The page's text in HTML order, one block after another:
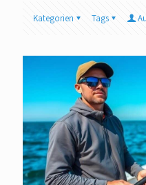
Kategorien Tags